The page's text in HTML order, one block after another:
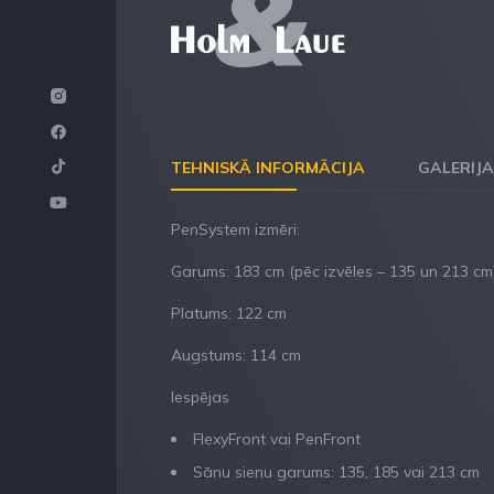
TEHNISKĀ INFORMĀCIJA GALERIJA
PenSystem izmēri:
Garums: 183 cm (pēc izvēles – 135 un 213
Platums: 122 cm
Augstums: 114 cm
Iespējas
FlexyFront vai PenFront
Sānu sienu garums: 135, 185 vai 213 cm